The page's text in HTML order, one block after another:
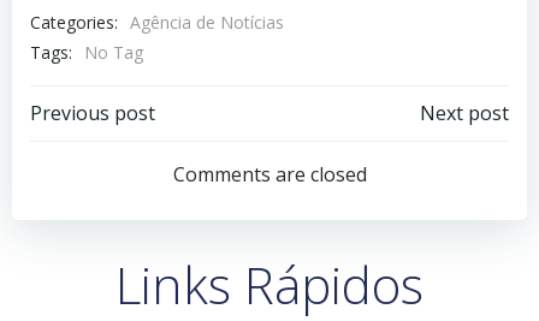
Categories: Agência de Notícias
Tags:
No Tag
Previous post Next post
Comments are closed
Links Rápidos